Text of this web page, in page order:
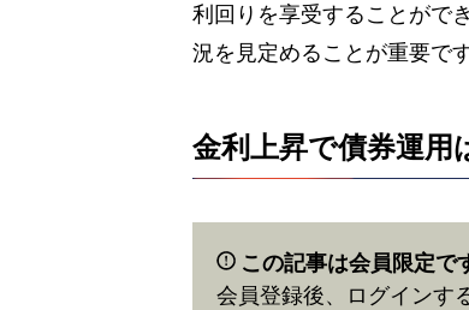
利回りを享受することがで
況を見定めることが重要です
金利上昇で債券運用
この記事は会員限定で
会員登録後、ログインす